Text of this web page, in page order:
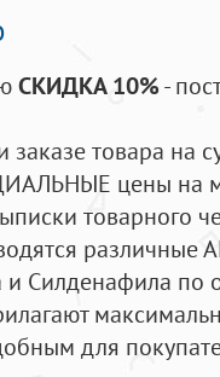
СКИДКА 10%-
заказе товара на
цены на
товарного
Силденафила по
для